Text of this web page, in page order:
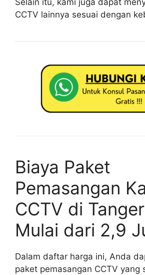
CCTV lainnya sesuai dengan
Biaya Paket
Pemasangan
CCTV di
Mulai dari 2,9
Dalam daftar harga ini, Anda
paket pemasangan CCTV yang